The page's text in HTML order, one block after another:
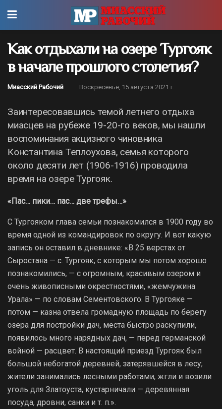
Как отдыхали на озере Тургояк
в начале прошлого столетия?
Миасский Рабочий Воскресенье, 15 августа 2021 г.
Заинтересовавшись темой летнего отдыха
миасцев на рубеже 19-20-го веков, мы нашли
воспоминания акцизного чиновника
Константина Теплоухова, семья которого
около десяти лет (1906-1916) проводила
время на озере Тургояк.
«Пас… пики… пас… две трефы…»
С Тургояком глава семьи познакомился в 1900 году во
время одной из командировок по округу. И вот какую
запись он оставил в дневнике: «В 25 верстах от
Сыростана — с. Тургояк, с которым мы потом хорошо
познакомились, — с огромным, красивым озером и
очень живописными окрестностями, «жемчужина
Урала» — по словам Сементовского. В Тургояке —
потом — казна отвела громадную площадь по берегу
озера для постройки дач, места быстро раскупили,
появилось много нарядных дач, — перед германской
войной — расцвет. В настоящий приезд Тургояк был
большой небогатой деревней, затерявшейся в лесу;
жители занимались лесными работами, жгли и возили
уголь для Златоуста, кустарничали — деревянная
посуда, дровни, санки и т. п.».